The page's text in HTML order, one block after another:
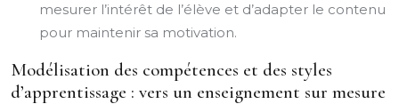
mesurer l’intérêt de l’élève et d’adapter le contenu
pour maintenir sa motivation.
Modélisation des compétences et des styles
d’apprentissage : vers un enseignement sur mesure